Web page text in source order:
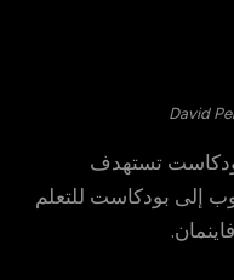
David
تستهدف
إلى بودكاست للتعلم